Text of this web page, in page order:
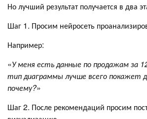
Но лучший результат получается в два
Шаг 1. Просим нейросеть
Например:
«У меня есть данные по продажам за
тип диаграммы лучше всего покажет
почему?»
Шаг 2. После рекомендаций просим